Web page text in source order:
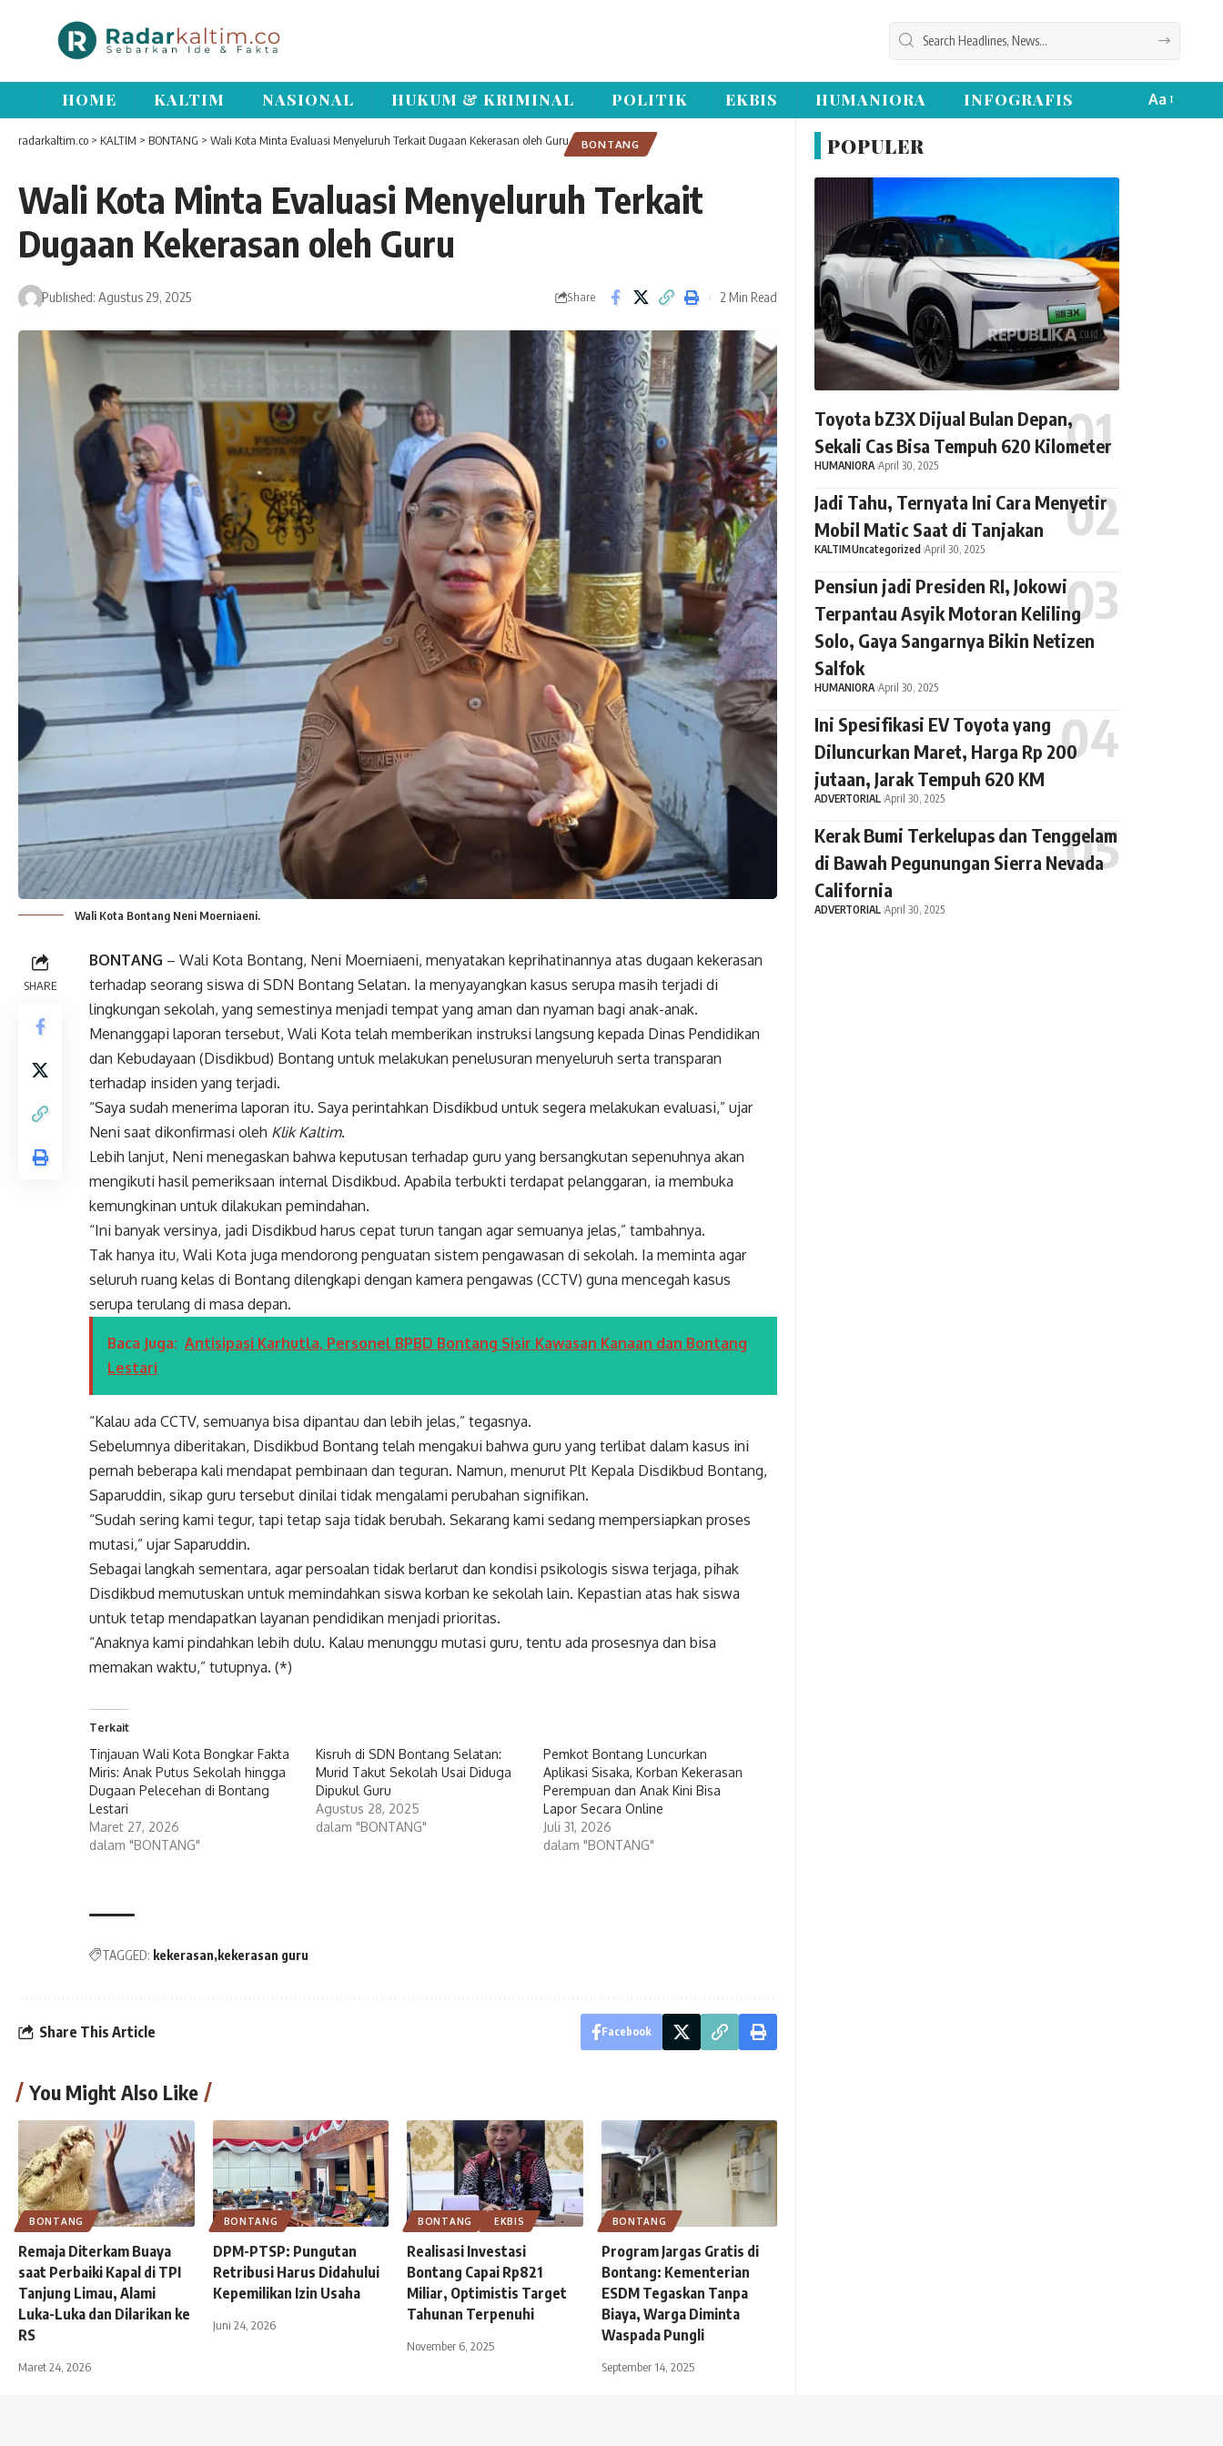
HOME KALTIM NASIONAL HUKUM & KRIMINAL POLITIK EKBIS HUMANIORA INFOGRAFIS Aa
radarkaltim.co > KALTIM > BONTANG > Wali Kota Minta Evaluasi Menyeluruh Terkait Dugaan Kekerasan oleh Guru BONTANG
Wali Kota Minta Evaluasi Menyeluruh Terkait
Dugaan Kekerasan oleh Guru
Published: Agustus 29, 2025 Share 2 Min Read
Wali Kota Bontang Neni Moerniaeni.
SHARE
BONTANG – Wali Kota Bontang, Neni Moerniaeni, menyatakan keprihatinannya atas dugaan kekerasan
terhadap seorang siswa di SDN Bontang Selatan. Ia menyayangkan kasus serupa masih terjadi di
lingkungan sekolah, yang semestinya menjadi tempat yang aman dan nyaman bagi anak-anak.
Menanggapi laporan tersebut, Wali Kota telah memberikan instruksi langsung kepada Dinas Pendidikan
dan Kebudayaan (Disdikbud) Bontang untuk melakukan penelusuran menyeluruh serta transparan
terhadap insiden yang terjadi.
“Saya sudah menerima laporan itu. Saya perintahkan Disdikbud untuk segera melakukan evaluasi,” ujar
Neni saat dikonfirmasi oleh Klik Kaltim.
Lebih lanjut, Neni menegaskan bahwa keputusan terhadap guru yang bersangkutan sepenuhnya akan
mengikuti hasil pemeriksaan internal Disdikbud. Apabila terbukti terdapat pelanggaran, ia membuka
kemungkinan untuk dilakukan pemindahan.
“Ini banyak versinya, jadi Disdikbud harus cepat turun tangan agar semuanya jelas,” tambahnya.
Tak hanya itu, Wali Kota juga mendorong penguatan sistem pengawasan di sekolah. Ia meminta agar
seluruh ruang kelas di Bontang dilengkapi dengan kamera pengawas (CCTV) guna mencegah kasus
serupa terulang di masa depan.
Baca Juga: Antisipasi Karhutla, Personel BPBD Bontang Sisir Kawasan Kanaan dan Bontang
Lestari
“Kalau ada CCTV, semuanya bisa dipantau dan lebih jelas,” tegasnya.
Sebelumnya diberitakan, Disdikbud Bontang telah mengakui bahwa guru yang terlibat dalam kasus ini
pernah beberapa kali mendapat pembinaan dan teguran. Namun, menurut Plt Kepala Disdikbud Bontang,
Saparuddin, sikap guru tersebut dinilai tidak mengalami perubahan signifikan.
“Sudah sering kami tegur, tapi tetap saja tidak berubah. Sekarang kami sedang mempersiapkan proses
mutasi,” ujar Saparuddin.
Sebagai langkah sementara, agar persoalan tidak berlarut dan kondisi psikologis siswa terjaga, pihak
Disdikbud memutuskan untuk memindahkan siswa korban ke sekolah lain. Kepastian atas hak siswa
untuk tetap mendapatkan layanan pendidikan menjadi prioritas.
“Anaknya kami pindahkan lebih dulu. Kalau menunggu mutasi guru, tentu ada prosesnya dan bisa
memakan waktu,” tutupnya. (*)
Terkait
Tinjauan Wali Kota Bongkar Fakta
Miris: Anak Putus Sekolah hingga
Dugaan Pelecehan di Bontang
Lestari
Maret 27, 2026
dalam "BONTANG"
Kisruh di SDN Bontang Selatan:
Murid Takut Sekolah Usai Diduga
Dipukul Guru
Agustus 28, 2025
dalam "BONTANG"
Pemkot Bontang Luncurkan
Aplikasi Sisaka, Korban Kekerasan
Perempuan dan Anak Kini Bisa
Lapor Secara Online
Juli 31, 2026
dalam "BONTANG"
TAGGED: kekerasan kekerasan guru
Share This Article Facebook
You Might Also Like
BONTANG
Remaja Diterkam Buaya
saat Perbaiki Kapal di TPI
Tanjung Limau, Alami
Luka-Luka dan Dilarikan ke
RS
Maret 24, 2026
BONTANG
DPM-PTSP: Pungutan
Retribusi Harus Didahului
Kepemilikan Izin Usaha
Juni 24, 2026
BONTANG EKBIS
Realisasi Investasi
Bontang Capai Rp821
Miliar, Optimistis Target
Tahunan Terpenuhi
November 6, 2025
BONTANG
Program Jargas Gratis di
Bontang: Kementerian
ESDM Tegaskan Tanpa
Biaya, Warga Diminta
Waspada Pungli
September 14, 2025
POPULER
Toyota bZ3X Dijual Bulan Depan,
Sekali Cas Bisa Tempuh 620 Kilometer
HUMANIORA April 30, 2025
Jadi Tahu, Ternyata Ini Cara Menyetir
Mobil Matic Saat di Tanjakan
KALTIMUncategorized April 30, 2025
Pensiun jadi Presiden RI, Jokowi
Terpantau Asyik Motoran Keliling
Solo, Gaya Sangarnya Bikin Netizen
Salfok
HUMANIORA April 30, 2025
Ini Spesifikasi EV Toyota yang
Diluncurkan Maret, Harga Rp 200
jutaan, Jarak Tempuh 620 KM
ADVERTORIAL April 30, 2025
Kerak Bumi Terkelupas dan Tenggelam
di Bawah Pegunungan Sierra Nevada
California
ADVERTORIAL April 30, 2025